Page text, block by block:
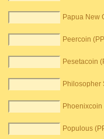
Papua New
Peercoin
Pesetacoin
Philosopher
Phoenixcoin
Populous